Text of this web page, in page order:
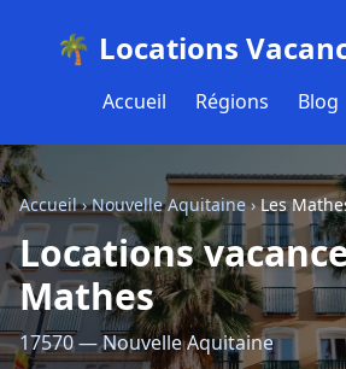
🌴 Locations
Accueil Régions Blog
Accueil›Nouvelle Aquitaine› Les
Locations
Mathes
17570 — Nouvelle Aquitaine